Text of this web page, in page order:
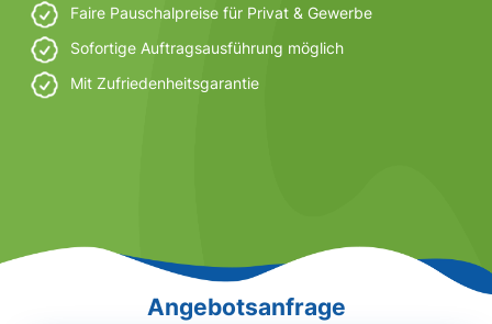
Faire Pauschalpreise für Privat & Gewerbe
Sofortige Auftragsausführung möglich
Mit Zufriedenheitsgarantie